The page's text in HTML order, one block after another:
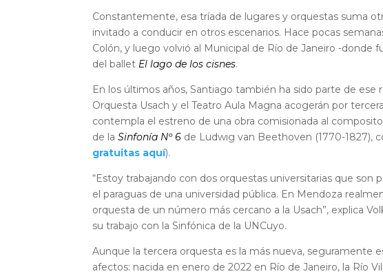
Constantemente, esa tríada de lugares y orquestas suma
invitado a conducir en otros escenarios. Hace pocas
Colón, y luego volvió al Municipal de Río de Janeiro -donde
del ballet El lago de los cisnes.
En los últimos años, Santiago también ha sido parte de ese
Orquesta Usach y el Teatro Aula Magna acogerán por
contempla el estreno de una obra comisionada al
de laSinfonía Nº 6 de Ludwig van Beethoven (1770-1827),
gratuitas aquí).
“Estoy trabajando con dos orquestas universitarias que son
el paraguas de una universidad pública. En Mendoza
orquesta de un número más cercano a la Usach”, explica
su trabajo con la Sinfónica de la UNCuyo.
Aunque la tercera orquesta es la más nueva, seguramente
afectos: nacida en enero de 2022 en Río de Janeiro, la Río